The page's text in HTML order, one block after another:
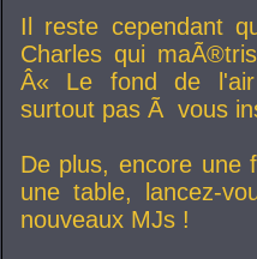
Il reste cependant
Charles qui
Â« Le fond de
surtout pas Ã vous
De plus, encore une
une table, lancez-
nouveaux MJs !